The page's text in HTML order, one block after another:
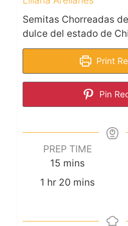
Semitas Chorreadas
dulce del estado de
Print
Pin
PREP TIME
15 mins
1 hr 20 mins